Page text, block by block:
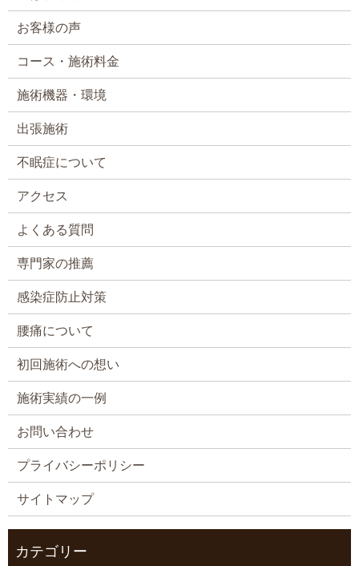
お客様の声
コース・施術料金
施術機器・環境
出張施術
不眠症について
アクセス
よくある質問
専門家の推薦
感染症防止対策
腰痛について
初回施術への想い
施術実績の一例
お問い合わせ
プライバシーポリシー
サイトマップ
カテゴリー